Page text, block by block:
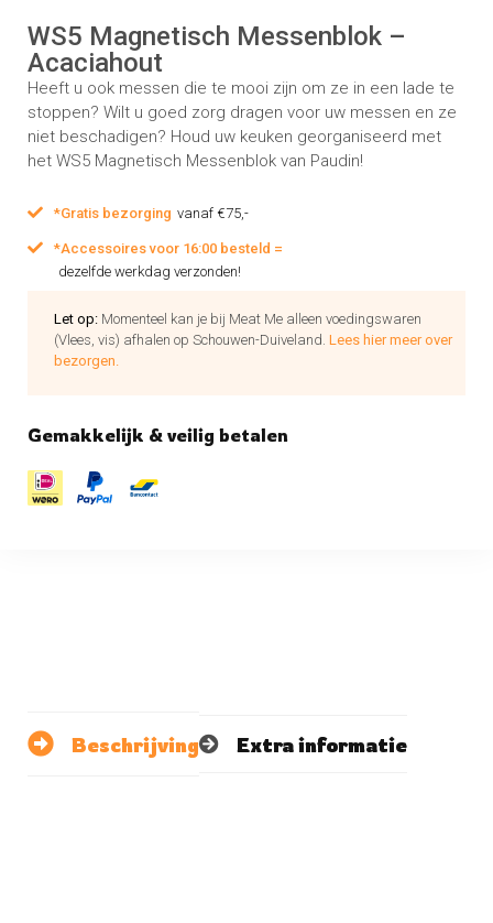
WS5 Magnetisch Messenblok –
Acaciahout
Heeft u ook messen die te mooi zijn om ze in een lade te
stoppen? Wilt u goed zorg dragen voor uw messen en ze
niet beschadigen? Houd uw keuken georganiseerd met
het WS5 Magnetisch Messenblok van Paudin!
*Gratis bezorging vanaf €75,-
*Accessoires voor 16:00 besteld =
dezelfde werkdag verzonden!
Let op: Momenteel kan je bij Meat Me alleen voedingswaren
(Vlees, vis) afhalen op Schouwen-Duiveland. Lees hier meer over
bezorgen.
Gemakkelijk & veilig betalen
Beschrijving Extra informatie